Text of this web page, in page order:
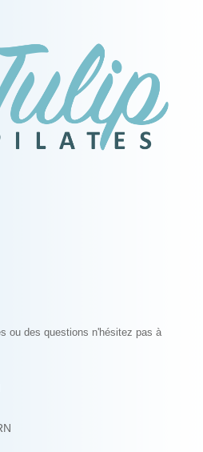
ou des questions n'hésitez pas à